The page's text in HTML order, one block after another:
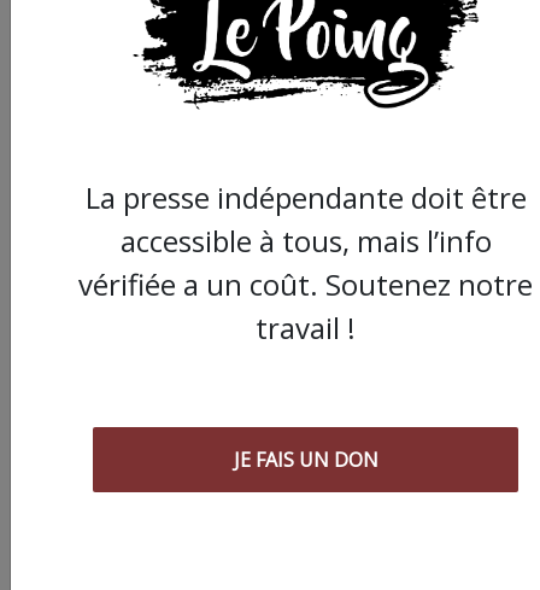
La presse indépendante doit être
accessible à tous, mais l’info
vérifiée a un coût. Soutenez notre
travail !
JE FAIS UN DON